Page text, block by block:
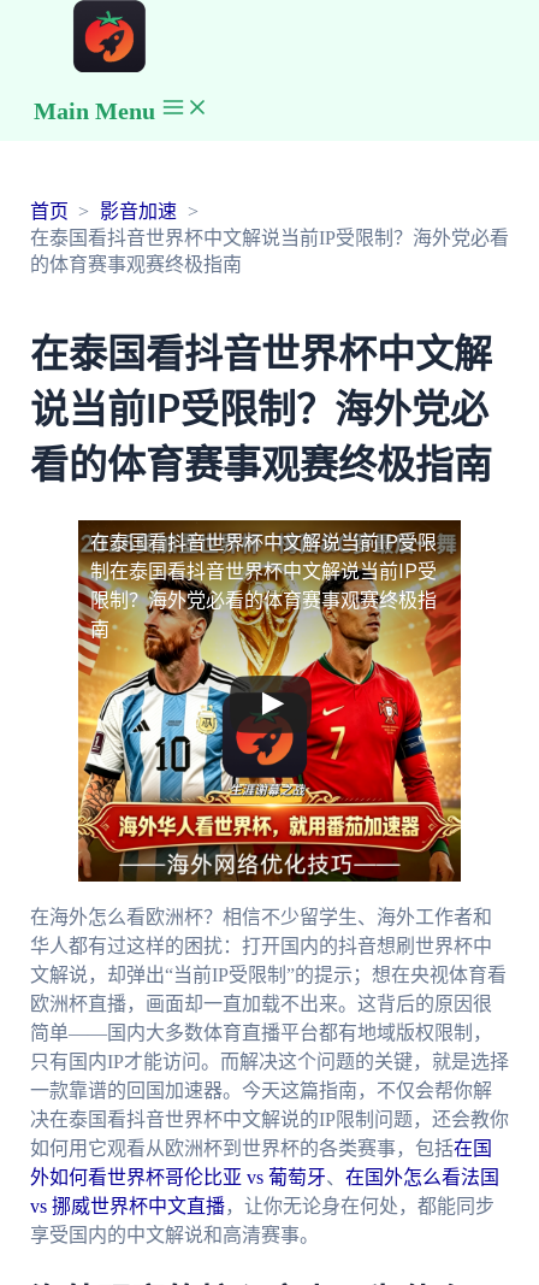
Main Menu
首页
影音加速
在泰国看抖音世界杯中文解说当前IP受限制？海外党必看
的体育赛事观赛终极指南
在泰国看抖音世界杯中文解
说当前IP受限制？海外党必
看的体育赛事观赛终极指南
在泰国看抖音世界杯中文解说当前IP受限
制在泰国看抖音世界杯中文解说当前IP受
限制？海外党必看的体育赛事观赛终极指
南
在海外怎么看欧洲杯？相信不少留学生、海外工作者和
华人都有过这样的困扰：打开国内的抖音想刷世界杯中
文解说，却弹出“当前IP受限制”的提示；想在央视体育看
欧洲杯直播，画面却一直加载不出来。这背后的原因很
简单——国内大多数体育直播平台都有地域版权限制，
只有国内IP才能访问。而解决这个问题的关键，就是选择
一款靠谱的回国加速器。今天这篇指南，不仅会帮你解
决在泰国看抖音世界杯中文解说的IP限制问题，还会教你
如何用它观看从欧洲杯到世界杯的各类赛事，包括在国
外如何看世界杯哥伦比亚 vs 葡萄牙、 在国外怎么看法国
vs 挪威世界杯中文直播，让你无论身在何处，都能同步
享受国内的中文解说和高清赛事。